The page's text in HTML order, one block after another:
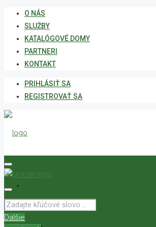
O NÁS
SLUŽBY
KATALÓGOVÉ DOMY
PARTNERI
KONTAKT
PRIHLÁSIŤ SA
REGISTROVAŤ SA
Dalšie